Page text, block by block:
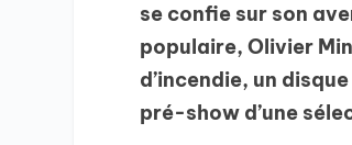
se confie sur son
populaire, Olivier
d’incendie, un
pré-show d’une